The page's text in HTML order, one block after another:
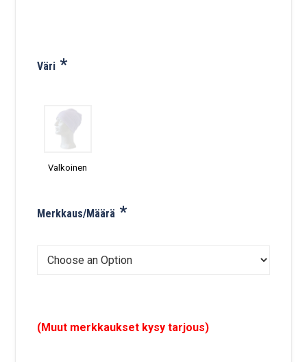
Väri *
Valkoinen
Merkkaus/Määrä *
(Muut merkkaukset kysy tarjous)